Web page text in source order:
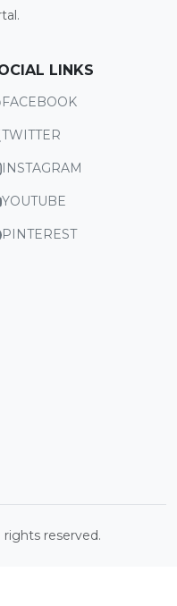
LINKS
FACEBOOK
TWITTER
INSTAGRAM
YOUTUBE
PINTEREST
rights reserved.